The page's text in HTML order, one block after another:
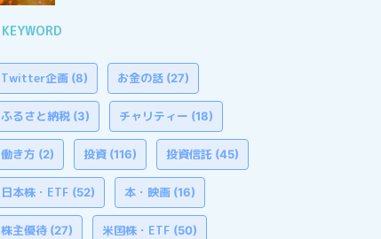
KEYWORD
Twitter企画 (8) お金の話 (27)
ふるさと納税 (3) チャリティー (18)
働き方 (2) 投資 (116) 投資信託 (45)
日本株・ETF (52) 本・映画 (16)
株主優待 (27) 米国株・ETF (50)